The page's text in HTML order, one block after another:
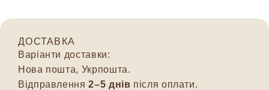
ДОСТАВКА
Варіанти доставки:
Нова пошта, Укрпошта.
Відправлення2–5 днів після оплати.